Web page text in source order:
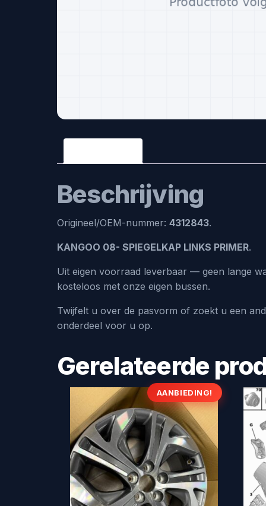
Beschrijving
Origineel/OEM-nummer: 4312843.
KANGOO 08- SPIEGELKAP LINKS PRIMER.
Uit eigen voorraad leverbaar — geen lange
kosteloos met onze eigen bussen.
Twijfelt u over de pasvorm of zoekt u een
onderdeel voor u op.
Gerelateerde
AANBIEDING!